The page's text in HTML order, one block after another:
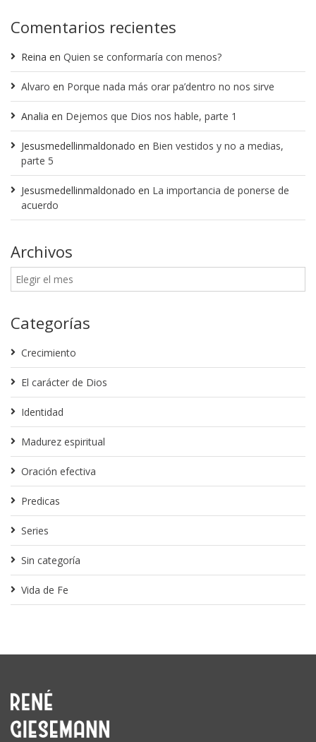
Comentarios recientes
Reina en Quien se conformaría con menos?
Alvaro en Porque nada más orar pa’dentro no nos sirve
Analia en Dejemos que Dios nos hable, parte 1
Jesusmedellinmaldonado en Bien vestidos y no a medias,
parte 5
Jesusmedellinmaldonado en La importancia de ponerse de
acuerdo
Archivos
Categorías
Crecimiento
El carácter de Dios
Identidad
Madurez espiritual
Oración efectiva
Predicas
Series
Sin categoría
Vida de Fe